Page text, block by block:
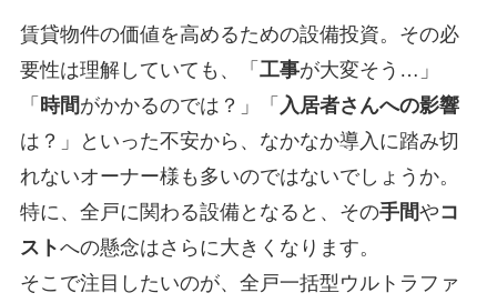
賃貸物件の価値を高めるための設備投資。その必
要性は理解していても、「 工事が大変そう…」
「 時間がかかるのでは？」「 入居者さんへの影響
は？」といった不安から、なかなか導入に踏み切
れないオーナー様も多いのではないでしょうか。
特に、全戸に関わる設備となると、その手間やコ
ストへの懸念はさらに大きくなります。
そこで注目したいのが、全戸一括型ウルトラファ